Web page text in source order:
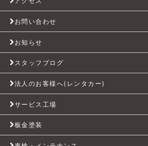
お問い合わせ
お知らせ
スタッフブログ
法人のお客様へ(レンタカー)
サービス工場
板金塗装